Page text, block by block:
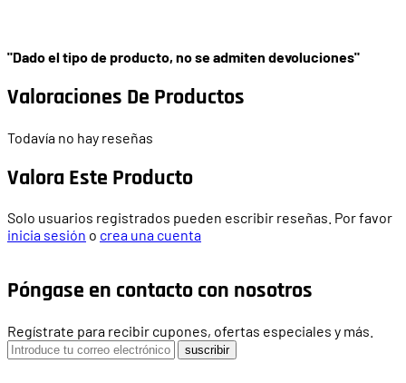
"Dado el tipo de producto, no se admiten devoluciones"
Valoraciones De Productos
Todavía no hay reseñas
Valora Este Producto
Solo usuarios registrados pueden escribir reseñas. Por favor
inicia sesión o crea una cuenta
Póngase en contacto con nosotros
Regístrate para recibir cupones, ofertas especiales y más.
suscribir